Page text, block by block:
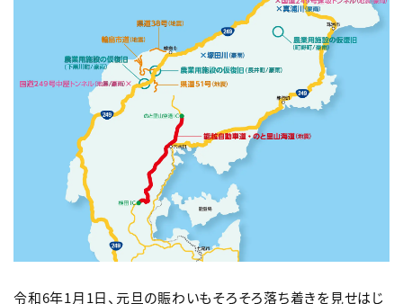
令和6年1月1日、元旦の賑わいもそろそろ落ち着きを見せはじ